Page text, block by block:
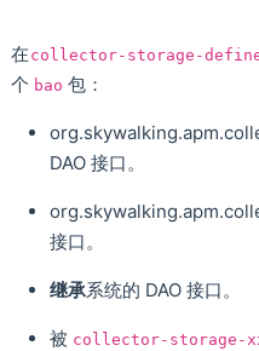
在 collector-storage-
个 bao 包：
DAO 接口。
接口。
继承系统的 DAO 接口。
被 collector-storage-